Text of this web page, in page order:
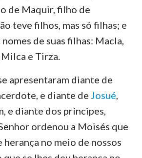
de Maquir, filho de
teve filhos, mas só filhas; e
de suas filhas: Macla,
e Tirza.
apresentaram diante de
e diante de Josué
e diante dos príncipes,
ordenou a Moisés que
herança no meio de nossos